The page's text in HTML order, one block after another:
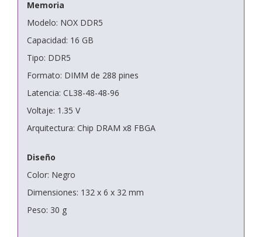
Memoria
Modelo: NOX DDR5
Capacidad: 16 GB
Tipo: DDR5
Formato: DIMM de 288 pines
Latencia: CL38-48-48-96
Voltaje: 1.35 V
Arquitectura: Chip DRAM x8 FBGA
Diseño
Color: Negro
Dimensiones: 132 x 6 x 32 mm
Peso: 30 g